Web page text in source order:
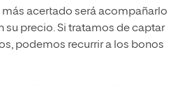
acertado será acompañarlo
su precio. Si tratamos de captar
podemos recurrir a los bonos